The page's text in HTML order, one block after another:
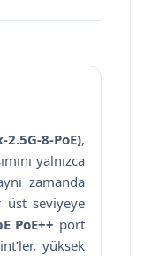
2.5G-8-PoE),
yalnızca
zamanda
seviyeye
PoE++ port
yüksek